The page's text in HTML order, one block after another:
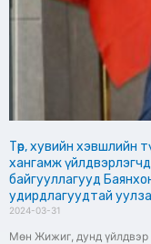
Төр, хувийн хэвшлийн
хангамж
байгууллагууд
удирдлагуудтай
2024-03-31
Мөн Жижиг, дунд үйлдвэр